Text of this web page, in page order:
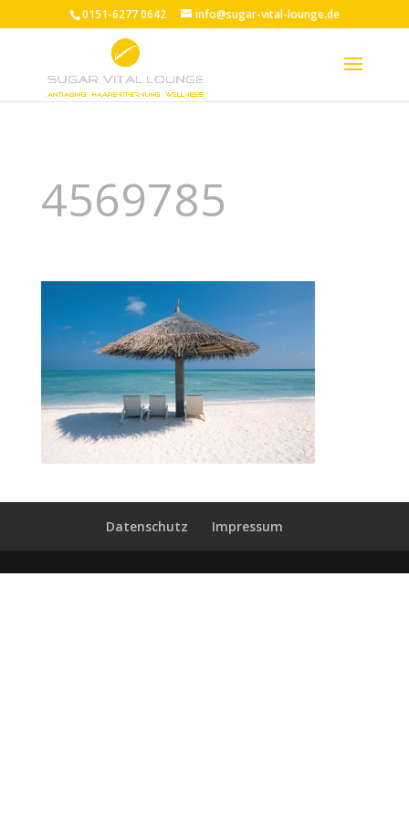
0151-6277 0642 info@sugar-vital-lounge.de
4569785
Datenschutz Impressum